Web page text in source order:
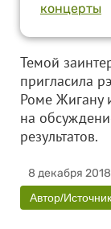
концерты
Темой
пригласила
Роме Жигану
на
8 декабря 2018
Автор/Источник